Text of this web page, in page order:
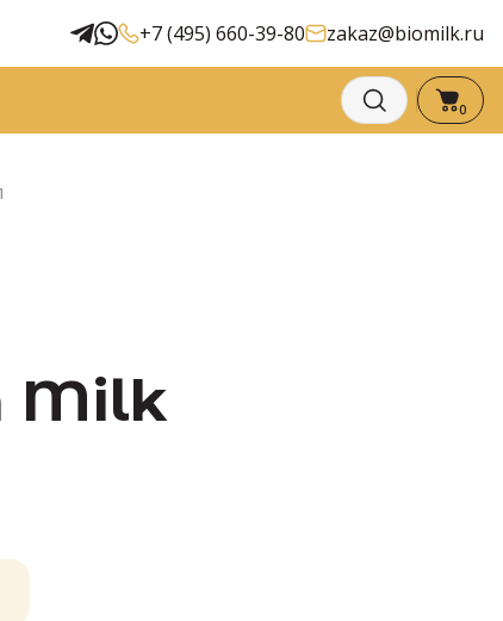
+7 (495) 660-39-80 zakaz@biomilk.ru
0
Milk